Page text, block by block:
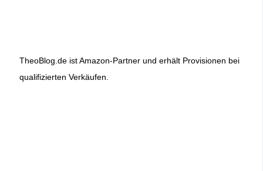
TheoBlog.de ist Amazon-Partner und erhält Provisionen bei
qualifizierten Verkäufen.